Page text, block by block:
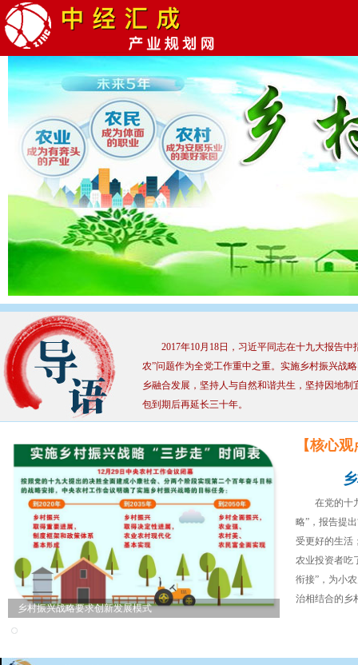
2017年10月 18日，习近平同志在十九大报告
农”问题作为全党工作重中之重。实施乡村振兴战
乡融合发展，坚持人与自然和谐共生，坚持因地制
包到期后再延长三十年。
乡村振兴战略要求创新发展模式
【核心
在党的十
略”，报告提
受更好的生活
农业投资者吃
衔接”，为小
治相结合的乡